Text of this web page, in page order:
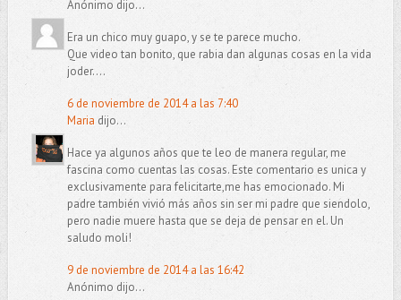
Anónimo dijo...
Era un chico muy guapo, y se te parece mucho.
Que video tan bonito, que rabia dan algunas cosas en la vida
joder....
6 de noviembre de 2014 a las 7:40
Maria dijo...
Hace ya algunos años que te leo de manera regular, me
fascina como cuentas las cosas. Este comentario es unica y
exclusivamente para felicitarte,me has emocionado. Mi
padre también vivió más años sin ser mi padre que siendolo,
pero nadie muere hasta que se deja de pensar en el. Un
saludo moli!
9 de noviembre de 2014 a las 16:42
Anónimo dijo...